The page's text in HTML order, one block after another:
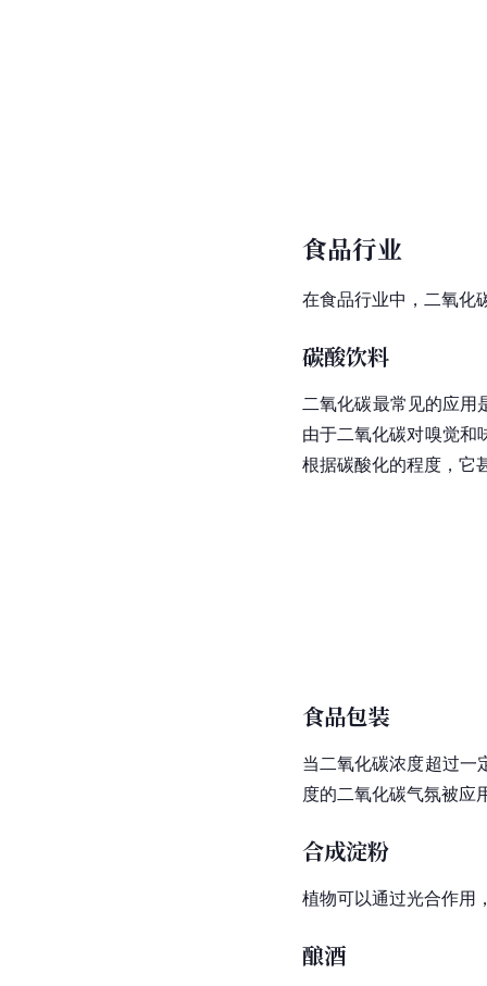
食品行业
在食品行业中，二氧化
碳酸饮料
二氧化碳最常见的应用
由于二氧化碳对嗅觉和
根据碳酸化的程度，它
食品包装
当二氧化碳浓度超过一
度的二氧化碳气氛被应
合成淀粉
植物可以通过光合作用
酿酒